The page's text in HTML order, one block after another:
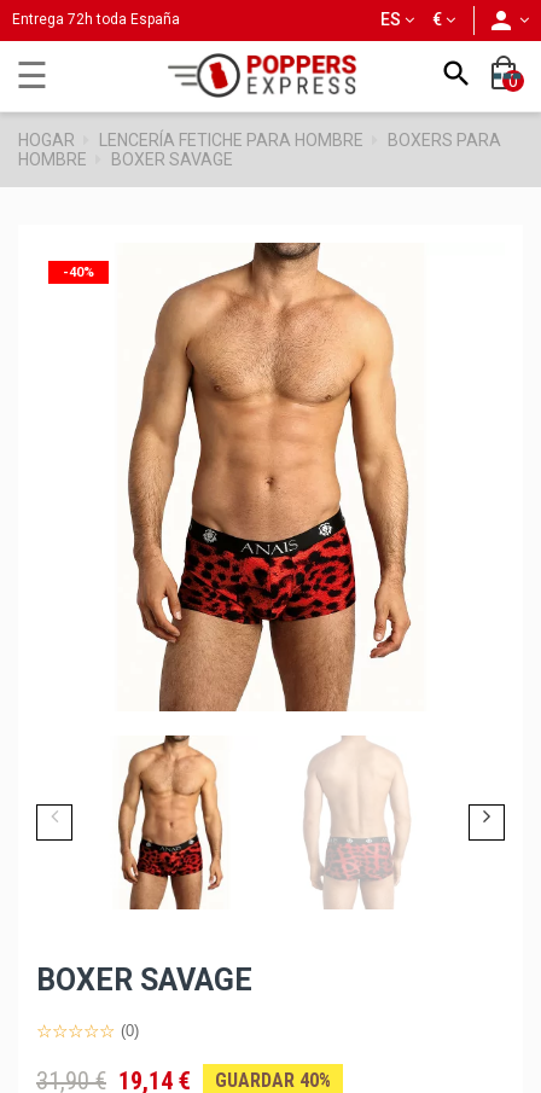
Entrega 72h toda España €
ES
Navegación
de
palanca
☰  0
HOGAR LENCERÍA FETICHE PARA HOMBRE
BOXERS PARA
HOMBRE
BOXER SAVAGE
-40%
BOXER SAVAGE
(0)
31,90 € 19,14 € GUARDAR 40%